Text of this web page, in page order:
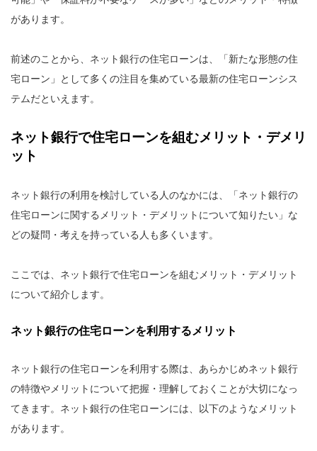
があります。
前述のことから、ネット銀行の住宅ローンは、「新たな形態の住
宅ローン」として多くの注目を集めている最新の住宅ローンシス
テムだといえます。
ネット銀行で住宅ローンを組むメリット・デメリ
ット
ネット銀行の利用を検討している人のなかには、「ネット銀行の
住宅ローンに関するメリット・デメリットについて知りたい」な
どの疑問・考えを持っている人も多くいます。
ここでは、ネット銀行で住宅ローンを組むメリット・デメリット
について紹介します。
ネット銀行の住宅ローンを利用するメリット
ネット銀行の住宅ローンを利用する際は、あらかじめネット銀行
の特徴やメリットについて把握・理解しておくことが大切になっ
てきます。ネット銀行の住宅ローンには、以下のようなメリット
があります。